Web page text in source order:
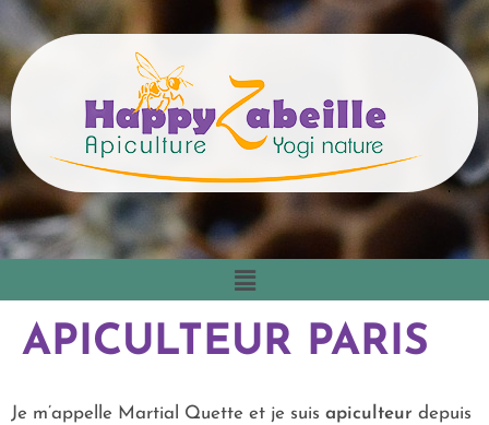
APICULTEUR PARIS
Je m’appelle Martial Quette et je suis apiculteur depuis